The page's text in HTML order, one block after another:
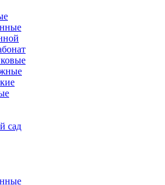
сад